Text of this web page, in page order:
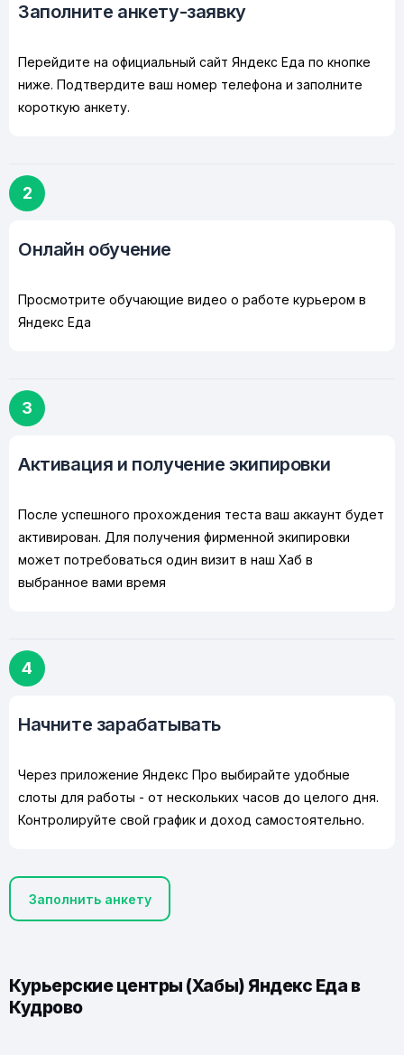
Заполните анкету-заявку
Перейдите на официальный сайт Яндекс Еда по кнопке
ниже. Подтвердите ваш номер телефона и заполните
короткую анкету.
2
Онлайн обучение
Просмотрите обучающие видео о работе курьером в
Яндекс Еда
3
Активация и получение экипировки
После успешного прохождения теста ваш аккаунт будет
активирован. Для получения фирменной экипировки
может потребоваться один визит в наш Хаб в
выбранное вами время
4
Начните зарабатывать
Через приложение Яндекс Про выбирайте удобные
слоты для работы - от нескольких часов до целого дня.
Контролируйте свой график и доход самостоятельно.
Заполнить анкету
Курьерские центры (Хабы) Яндекс Еда в
Кудрово